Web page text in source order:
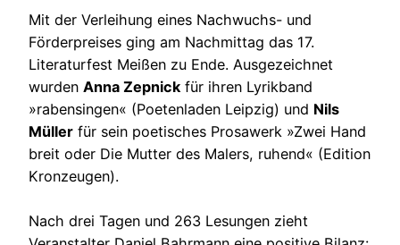
Mit der Verleihung eines Nachwuchs- und
Förderpreises ging am Nachmittag das 17.
Literaturfest Meißen zu Ende. Ausgezeichnet
wurden Anna Zepnick für ihren Lyrikband
»rabensingen« (Poetenladen Leipzig) und Nils
Müller für sein poetisches Prosawerk »Zwei Hand
breit oder Die Mutter des Malers, ruhend« (Edition
Kronzeugen).
Nach drei Tagen und 263 Lesungen zieht